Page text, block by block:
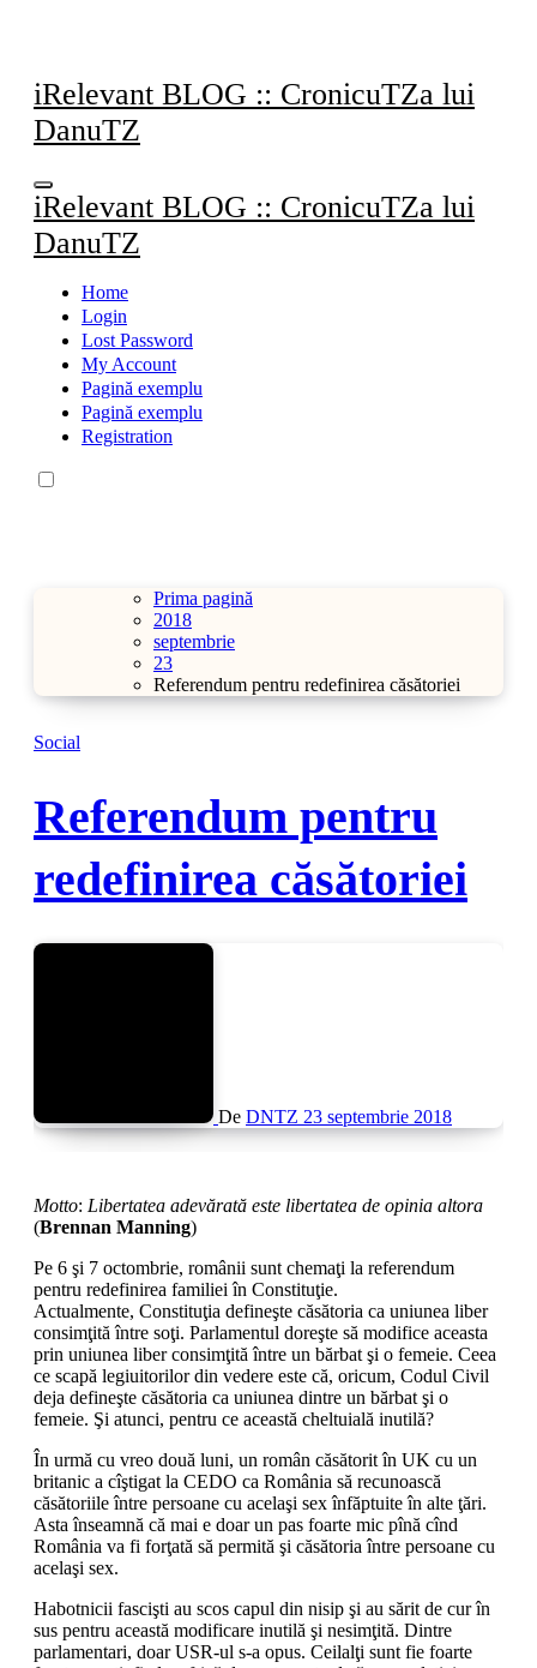
iRelevant BLOG :: CronicuTZa lui
DanuTZ
iRelevant BLOG :: CronicuTZa lui
DanuTZ
Home
Login
Lost Password
My Account
Pagină exemplu
Pagină exemplu
Registration
Prima pagină
2018
septembrie
23
Referendum pentru redefinirea căsătoriei
Social
Referendum pentru
redefinirea căsătoriei
De DNTZ 23 septembrie 2018
Motto: Libertatea adevărată este libertatea de opinia altora
(Brennan Manning)
Pe 6 şi 7 octombrie, românii sunt chemaţi la referendum
pentru redefinirea familiei în Constituţie.
Actualmente, Constituţia defineşte căsătoria ca uniunea liber
consimţită între soţi. Parlamentul doreşte să modifice aceasta
prin uniunea liber consimţită între un bărbat şi o femeie. Ceea
ce scapă legiuitorilor din vedere este că, oricum, Codul Civil
deja defineşte căsătoria ca uniunea dintre un bărbat şi o
femeie. Şi atunci, pentru ce această cheltuială inutilă?
În urmă cu vreo două luni, un român căsătorit în UK cu un
britanic a cîştigat la CEDO ca România să recunoască
căsătoriile între persoane cu acelaşi sex înfăptuite în alte ţări.
Asta înseamnă că mai e doar un pas foarte mic pînă cînd
România va fi forţată să permită şi căsătoria între persoane cu
acelaşi sex.
Habotnicii fascişti au scos capul din nisip şi au sărit de cur în
sus pentru această modificare inutilă şi nesimţită. Dintre
parlamentari, doar USR-ul s-a opus. Ceilalţi sunt fie foarte